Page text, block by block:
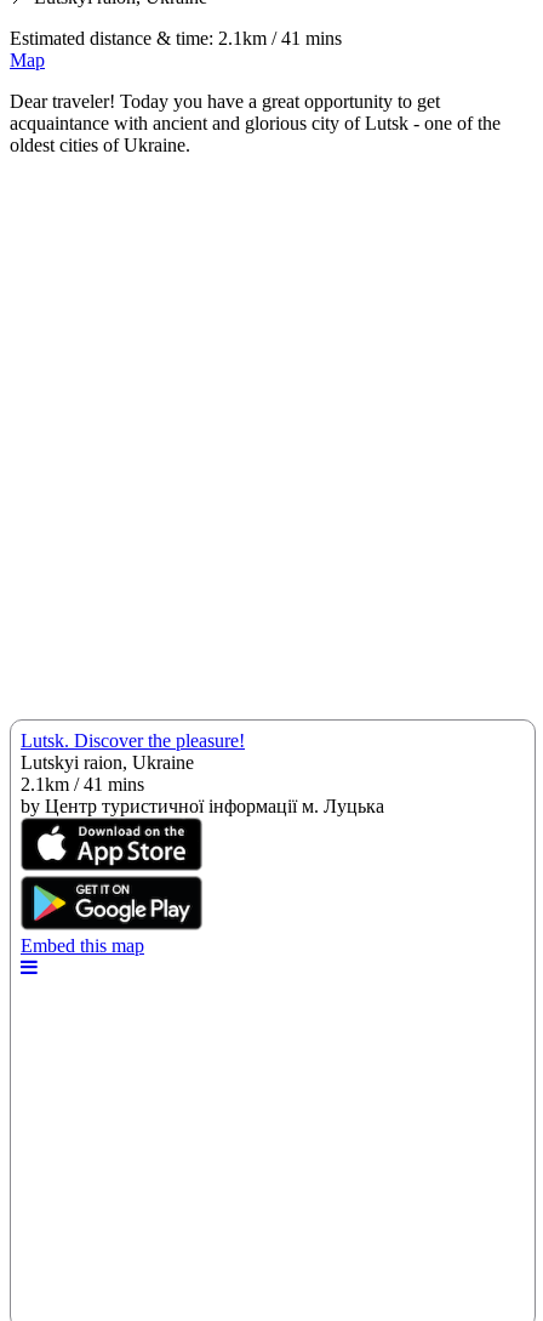
Estimated distance & time: 2.1km / 41 mins
Map
Dear traveler! Today you have a great opportunity to get
acquaintance with ancient and glorious city of Lutsk - one of the
oldest cities of Ukraine.